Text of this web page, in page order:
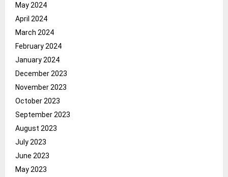
May 2024
April 2024
March 2024
February 2024
January 2024
December 2023
November 2023
October 2023
September 2023
August 2023
July 2023
June 2023
May 2023